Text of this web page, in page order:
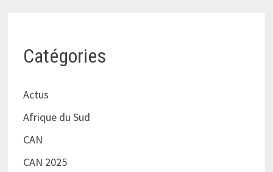
Catégories
Actus
Afrique du Sud
CAN
CAN 2025